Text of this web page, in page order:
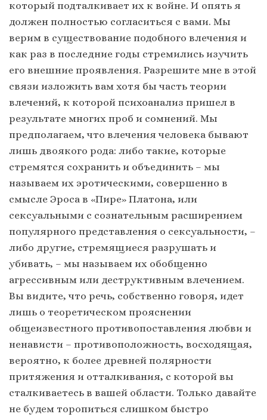
который подталкивает их к войне. И опять я
должен полностью согласиться с вами. Мы
верим в существование подобного влечения и
как раз в последние годы стремились изучить
его внешние проявления. Разрешите мне в этой
связи изложить вам хотя бы часть теории
влечений, к которой психоанализ пришел в
результате многих проб и сомнений. Мы
предполагаем, что влечения человека бывают
лишь двоякого рода: либо такие, которые
стремятся сохранить и объединить – мы
называем их эротическими, совершенно в
смысле Эроса в «Пире» Платона, или
сексуальными с сознательным расширением
популярного представления о сексуальности, –
либо другие, стремящиеся разрушать и
убивать, – мы называем их обобщенно
агрессивным или деструктивным влечением.
Вы видите, что речь, собственно говоря, идет
лишь о теоретическом прояснении
общеизвестного противопоставления любви и
ненависти – противоположность, восходящая,
вероятно, к более древней полярности
притяжения и отталкивания, с которой вы
сталкиваетесь в вашей области. Только давайте
не будем торопиться слишком быстро